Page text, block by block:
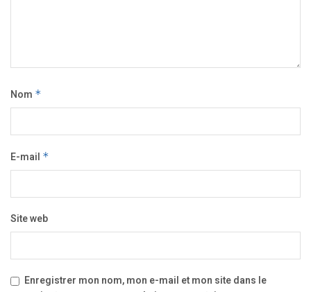
Nom *
E-mail *
Site web
Enregistrer mon nom, mon e-mail et mon site dans le